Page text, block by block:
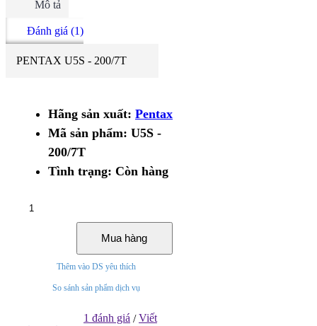
Mô tả
Đánh giá (1)
PENTAX U5S - 200/7T
Hãng sản xuất: Pentax
Mã sản phẩm: U5S -
200/7T
Tình trạng: Còn hàng
Mua hàng
Thêm vào DS yêu thích
So sánh sản phẩm dịch vụ
1 đánh giá /Viết